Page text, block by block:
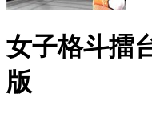
女子格斗擂
版